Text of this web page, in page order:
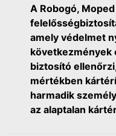
A Robogó,
amely védelmet
következmények
biztosító
mértékben
harmadik
az alaptalan